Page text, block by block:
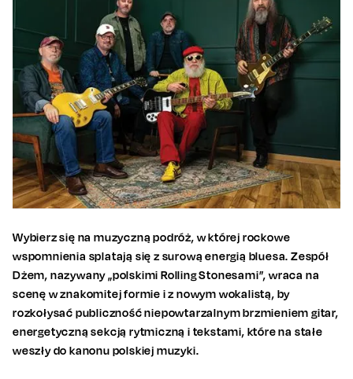
Wybierz się na muzyczną podróż, w której rockowe
wspomnienia splatają się z surową energią bluesa. Zespół
Dżem, nazywany „polskimi Rolling Stonesami”, wraca na
scenę w znakomitej formie i z nowym wokalistą, by
rozkołysać publiczność niepowtarzalnym brzmieniem gitar,
energetyczną sekcją rytmiczną i tekstami, które na stałe
weszły do kanonu polskiej muzyki.